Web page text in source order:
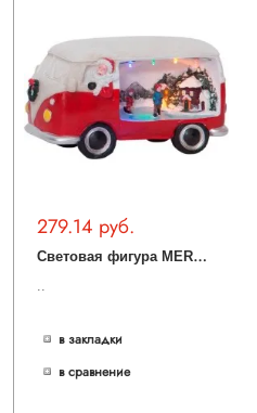
279.14 руб.
С
ветовая фигура MERRYVILLE 411253
..
в закладки
в сравнение